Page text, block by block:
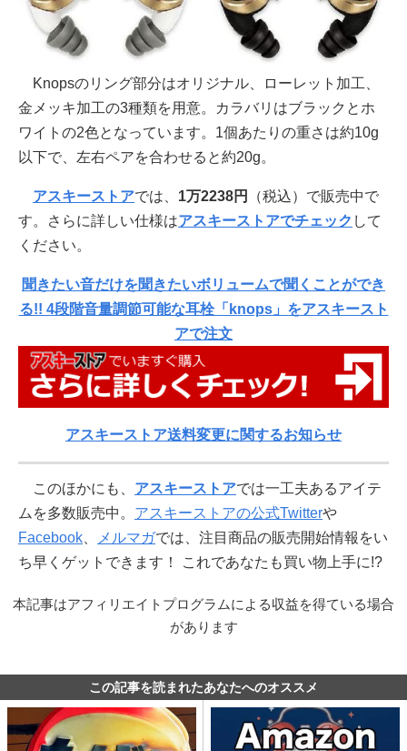
Knopsのリング部分はオリジナル、ローレット加工、
金メッキ加工の3種類を用意。カラバリはブラックとホ
ワイトの2色となっています。1個あたりの重さは約10g
以下で、左右ペアを合わせると約20g。
アスキーストアでは、 1万2238円
（税込）で販売中で
す。さらに詳しい仕様はアスキーストアでチェック して
ください。
聞きたい音だけを聞きたいボリュームで聞くことができ
る!! 4段階音量調節可能な耳栓「knops」をアスキースト
アで注文
アスキーストア送料変更に関するお知らせ
このほかにも、 アスキーストアでは一工夫あるアイテ
ムを多数販売中。 アスキーストアの公式Twitterや
Facebook
メルマガでは、注目商品の販売開始情報をい
ち早くゲットできます！ これであなたも買い物上手に!?
本記事はアフィリエイトプログラムによる収益を得ている場合
があります
この記事を読まれたあなたへのオススメ